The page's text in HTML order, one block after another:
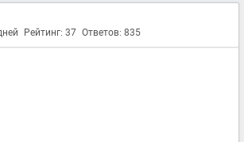
Рейтинг: 37 Ответов: 835